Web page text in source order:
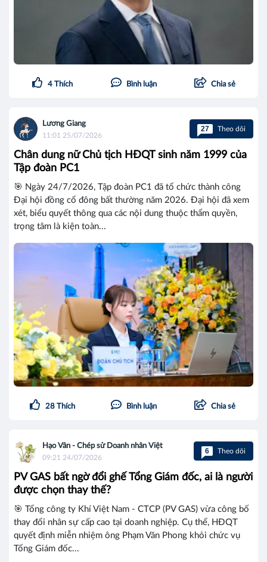
4 Thích Bình luận Chia sẻ
Lương Giang
11:01 25/07/2026
27 Theo dõi
Chân dung nữ Chủ tịch HĐQT sinh năm 1999 của
Tập đoàn PC1
🎯 Ngày 24/7/2026, Tập đoàn PC1 đã tổ chức thành công
Đại hội đồng cổ đông bất thường năm 2026. Đại hội đã xem
xét, biểu quyết thông qua các nội dung thuộc thẩm quyền,
trọng tâm là kiện toàn...
28 Thích Bình luận Chia sẻ
Hạo Vân - Chép sử Doanh nhân Việt
09:21 24/07/2026
6 Theo dõi
PV GAS bất ngờ đổi ghế Tổng Giám đốc, ai là người
được chọn thay thế?
🎯 Tổng công ty Khí Việt Nam - CTCP (PV GAS) vừa công bố
thay đổi nhân sự cấp cao tại doanh nghiệp. Cụ thể, HĐQT
quyết định miễn nhiệm ông Phạm Văn Phong khỏi chức vụ
Tổng Giám đốc...